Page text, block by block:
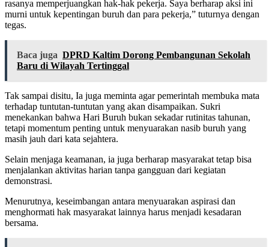
rasanya memperjuangkan hak-hak pekerja. Saya berharap aksi ini
murni untuk kepentingan buruh dan para pekerja,” tuturnya dengan
tegas.
Baca juga DPRD Kaltim Dorong Pembangunan Sekolah
Baru di Wilayah Tertinggal
Tak sampai disitu, Ia juga meminta agar pemerintah membuka mata
terhadap tuntutan-tuntutan yang akan disampaikan. Sukri
menekankan bahwa Hari Buruh bukan sekadar rutinitas tahunan,
tetapi momentum penting untuk menyuarakan nasib buruh yang
masih jauh dari kata sejahtera.
Selain menjaga keamanan, ia juga berharap masyarakat tetap bisa
menjalankan aktivitas harian tanpa gangguan dari kegiatan
demonstrasi.
Menurutnya, keseimbangan antara menyuarakan aspirasi dan
menghormati hak masyarakat lainnya harus menjadi kesadaran
bersama.